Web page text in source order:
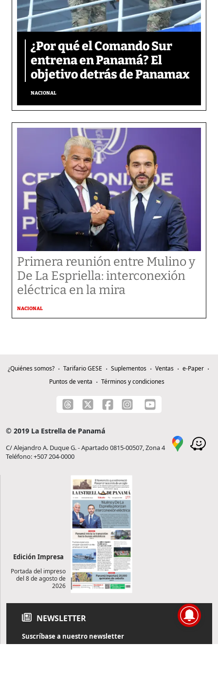
¿Por qué el Comando Sur
entrena en Panamá? El
objetivo detrás de Panamax
NACIONAL
Primera reunión entre Mulino y
De La Espriella: interconexión
eléctrica en la mira
NACIONAL
¿Quiénes somos? Tarifario GESE Suplementos Ventas
e-Paper
Puntos de venta
Términos y condiciones
© 2019 La Estrella de Panamá
C/ Alejandro A. Duque G. - Apartado 0815-00507, Zona 4
Teléfono: +507 204-0000
Edición Impresa
Portada del impreso
del 8 de agosto de
2026
NEWSLETTER
Suscríbase a nuestro newsletter
Reciba diariamente información de actualidad directamente en